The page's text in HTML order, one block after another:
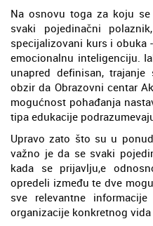
Na osnovu toga za koju
svaki pojedinačni
specijalizovani kurs i obuka
emocionalnu inteligenciju.
unapred definisan,
obzir da Obrazovni centar
mogućnost pohađanja
tipa edukacije
Upravo zato što su u
važno je da se svaki
kada se prijavlju,e
opredeli između te dve
sve relevantne
organizacije konkretnog